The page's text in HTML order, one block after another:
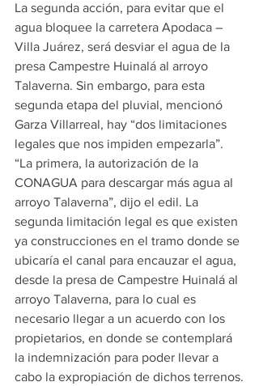
La segunda acción, para evitar que el
agua bloquee la carretera Apodaca –
Villa Juárez, será desviar el agua de la
presa Campestre Huinalá al arroyo
Talaverna. Sin embargo, para esta
segunda etapa del pluvial, mencionó
Garza Villarreal, hay “dos limitaciones
legales que nos impiden empezarla”.
“La primera, la autorización de la
CONAGUA para descargar más agua al
arroyo Talaverna”, dijo el edil. La
segunda limitación legal es que existen
ya construcciones en el tramo donde se
ubicaría el canal para encauzar el agua,
desde la presa de Campestre Huinalá al
arroyo Talaverna, para lo cual es
necesario llegar a un acuerdo con los
propietarios, en donde se contemplará
la indemnización para poder llevar a
cabo la expropiación de dichos terrenos.